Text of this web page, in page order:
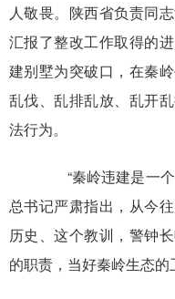
人敬畏。陕西省负责同
汇报了整改工作取得的
建别墅为突破口，在秦
乱伐、乱排乱放、乱开
法行为。
“秦岭违建是一个
总书记严肃指出，从今
历史、这个教训，警钟
的职责，当好秦岭生态的